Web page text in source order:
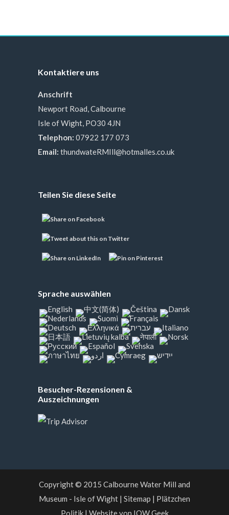
Kontaktiere uns
Anschrift
Newport Road, Calbourne
Isle of Wight, PO30 4JN
Telephon: 07922 177 073
Email: thundwateRMIll@hotmalles.co.uk
Teilen Sie diese Seite
Sprache auswählen
Besucher-Rezensionen &
Auszeichnungen
Copyright © 2015 Calbourne Water Mill and
Museum - Isle of Wight | Sitemap | Plätzchen
Politik| Website von IOW Geek